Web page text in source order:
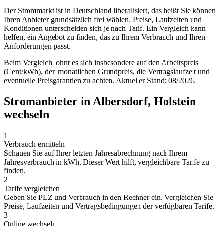
Der Strommarkt ist in Deutschland liberalisiert, das heißt Sie können
Ihren Anbieter grundsätzlich frei wählen. Preise, Laufzeiten und
Konditionen unterscheiden sich je nach Tarif. Ein Vergleich kann
helfen, ein Angebot zu finden, das zu Ihrem Verbrauch und Ihren
Anforderungen passt.
Beim Vergleich lohnt es sich insbesondere auf den Arbeitspreis
(Cent/kWh), den monatlichen Grundpreis, die Vertragslaufzeit und
eventuelle Preisgarantien zu achten. Aktueller Stand: 08/2026.
Stromanbieter in Albersdorf, Holstein
wechseln
1
Verbrauch ermitteln
Schauen Sie auf Ihrer letzten Jahresabrechnung nach Ihrem
Jahresverbrauch in kWh. Dieser Wert hilft, vergleichbare Tarife zu
finden.
2
Tarife vergleichen
Geben Sie PLZ und Verbrauch in den Rechner ein. Vergleichen Sie
Preise, Laufzeiten und Vertragsbedingungen der verfügbaren Tarife.
3
Online wechseln